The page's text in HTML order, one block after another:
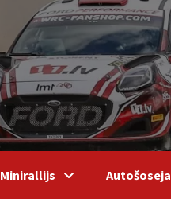
Minirallijs Autošoseja